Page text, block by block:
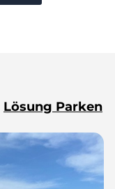
Lösung Parken